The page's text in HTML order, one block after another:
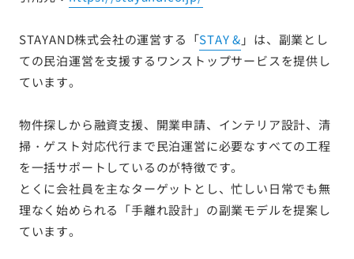
STAYAND株式会社の運営する「STAY & 」は、副業とし
ての民泊運営を支援するワンストップサービスを提供し
ています。
物件探しから融資支援、開業申請、インテリア設計、清
掃・ゲスト対応代行まで民泊運営に必要なすべての工程
を一括サポートしているのが特徴です。
とくに会社員を主なターゲットとし、忙しい日常でも無
理なく始められる「手離れ設計」の副業モデルを提案し
ています。